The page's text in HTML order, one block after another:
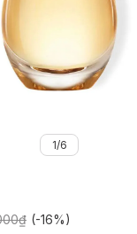
1/6
(-16%)